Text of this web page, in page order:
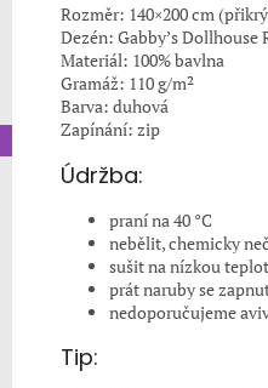
Rozměr: 140×200 cm
Dezén: Gabby’s Dollhouse
Materiál: 100% bavlna
Gramáž: 110 g/m²
Barva: duhová
Zapínání: zip
Údržba:
praní na 40 °C
nebělit, chemicky
sušit na nízkou
prát naruby se
nedoporučujeme
Tip: